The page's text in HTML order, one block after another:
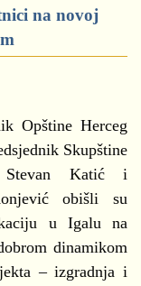
na novoj
Opštine Herceg
Skupštine
Stevan Katić i
obišli su
u Igalu na
dinamikom
– izgradnja i